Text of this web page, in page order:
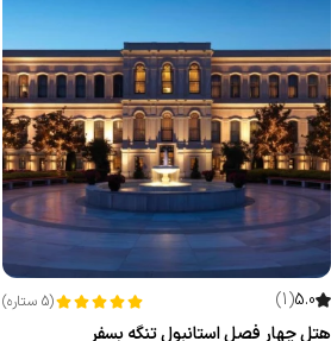
5.0
(
1
)
(
5 ستاره)
هتل چهار فصل استانبول تنگه بسفر